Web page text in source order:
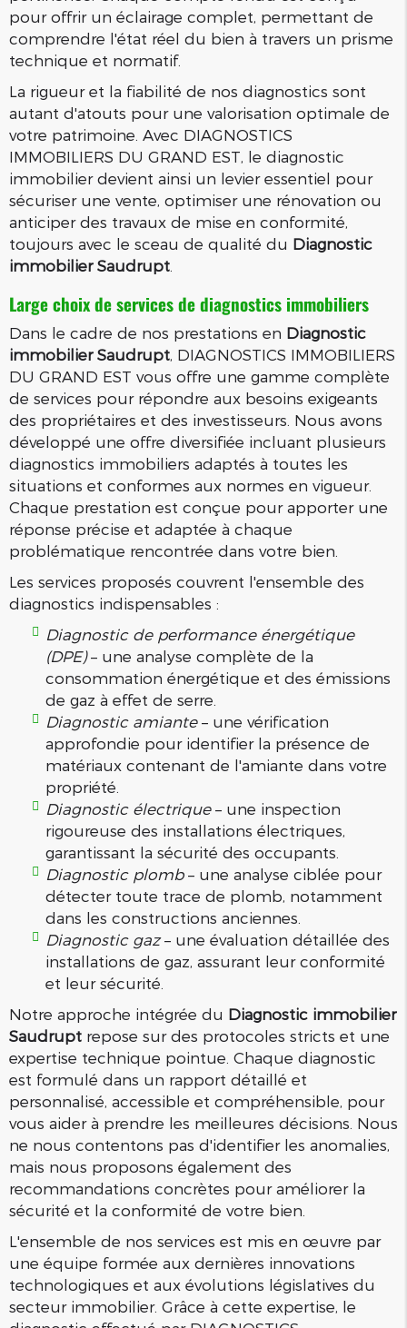
pour offrir un éclairage complet, permettant de
comprendre l'état réel du bien à travers un prisme
technique et normatif.
La rigueur et la fiabilité de nos diagnostics sont
autant d'atouts pour une valorisation optimale de
votre patrimoine. Avec DIAGNOSTICS
IMMOBILIERS DU GRAND EST, le diagnostic
immobilier devient ainsi un levier essentiel pour
sécuriser une vente, optimiser une rénovation ou
anticiper des travaux de mise en conformité,
toujours avec le sceau de qualité du Diagnostic
immobilier Saudrupt
Large choix de services de diagnostics immobiliers
Dans le cadre de nos prestations en Diagnostic
immobilier Saudrupt, DIAGNOSTICS IMMOBILIERS
DU GRAND EST vous offre une gamme complète
de services pour répondre aux besoins exigeants
des propriétaires et des investisseurs. Nous avons
développé une offre diversifiée incluant plusieurs
diagnostics immobiliers adaptés à toutes les
situations et conformes aux normes en vigueur.
Chaque prestation est conçue pour apporter une
réponse précise et adaptée à chaque
problématique rencontrée dans votre bien.
Les services proposés couvrent l'ensemble des
diagnostics indispensables :
Diagnostic de performance énergétique
(DPE)– une analyse complète de la
consommation énergétique et des émissions
de gaz à effet de serre.
Diagnostic amiante– une vérification
approfondie pour identifier la présence de
matériaux contenant de l'amiante dans votre
propriété.
Diagnostic électrique– une inspection
rigoureuse des installations électriques,
garantissant la sécurité des occupants.
Diagnostic plomb– une analyse ciblée pour
détecter toute trace de plomb, notamment
dans les constructions anciennes.
Diagnostic gaz– une évaluation détaillée des
installations de gaz, assurant leur conformité
et leur sécurité.
Notre approche intégrée du Diagnostic immobilier
Saudrupt repose sur des protocoles stricts et une
expertise technique pointue. Chaque diagnostic
est formulé dans un rapport détaillé et
personnalisé, accessible et compréhensible, pour
vous aider à prendre les meilleures décisions. Nous
ne nous contentons pas d'identifier les anomalies,
mais nous proposons également des
recommandations concrètes pour améliorer la
sécurité et la conformité de votre bien.
L'ensemble de nos services est mis en œuvre par
une équipe formée aux dernières innovations
technologiques et aux évolutions législatives du
secteur immobilier. Grâce à cette expertise, le